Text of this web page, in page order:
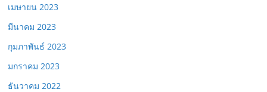
เมษายน 2023
มีนาคม 2023
กุมภาพันธ์ 2023
มกราคม 2023
ธันวาคม 2022